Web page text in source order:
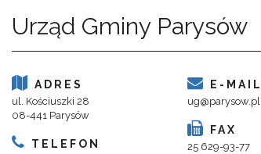
Urząd Gminy Parysów
ADRES
ul. Kościuszki 28
08-441 Parysów
TELEFON
E-MAIL
ug@parysow.pl
FAX
25 629-93-77